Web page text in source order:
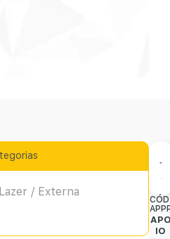
/ Externa
IO